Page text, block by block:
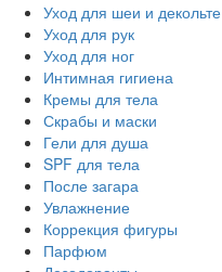
Уход для шеи и декольте
Уход для рук
Уход для ног
Интимная гигиена
Кремы для тела
Скрабы и маски
Гели для душа
SPF для тела
После загара
Увлажнение
Коррекция фигуры
Парфюм